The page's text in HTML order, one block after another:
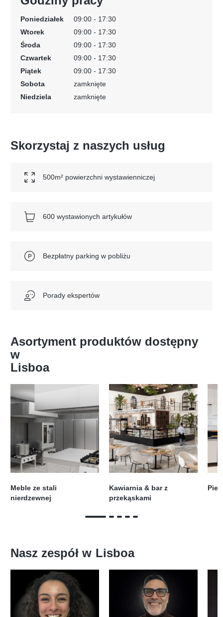
Poniedziałek
09:00 - 17:30
Wtorek
09:00 - 17:30
Środa
09:00 - 17:30
Czwartek
09:00 - 17:30
Piątek
09:00 - 17:30
Sobota
zamknięte
Niedziela
zamknięte
Skorzystaj z naszych usług
500m² powierzchni wystawienniczej
600 wystawionych artykułów
Bezpłatny parking w pobliżu
Porady ekspertów
Asortyment produktów dostępny
w
Lisboa
Meble ze stali
nierdzewnej
Kawiarnia & bar z
przekąskami
Nasz zespół w Lisboa